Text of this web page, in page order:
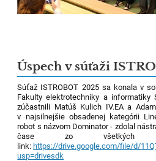
Úspech v súťaži
Súťaž ISTROBOT 2025 sa konala v
Fakulty elektrotechniky a informatiky
zúčastnili Matúš Kulich IV.EA a
v najsilnejšie obsadenej kategórii
robot s názvom Dominator - zdolal
čase zo všetkých
link:https://drive.google.com/file/d/
usp=drivesdk